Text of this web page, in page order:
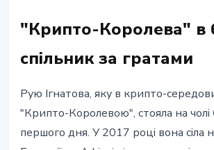
"Крипто-Королева" в
спільник за гратами
Рую Ігнатова, яку в крипто-
"Крипто-Королевою", стояла на чолі
першого дня. У 2017 році вона сіла